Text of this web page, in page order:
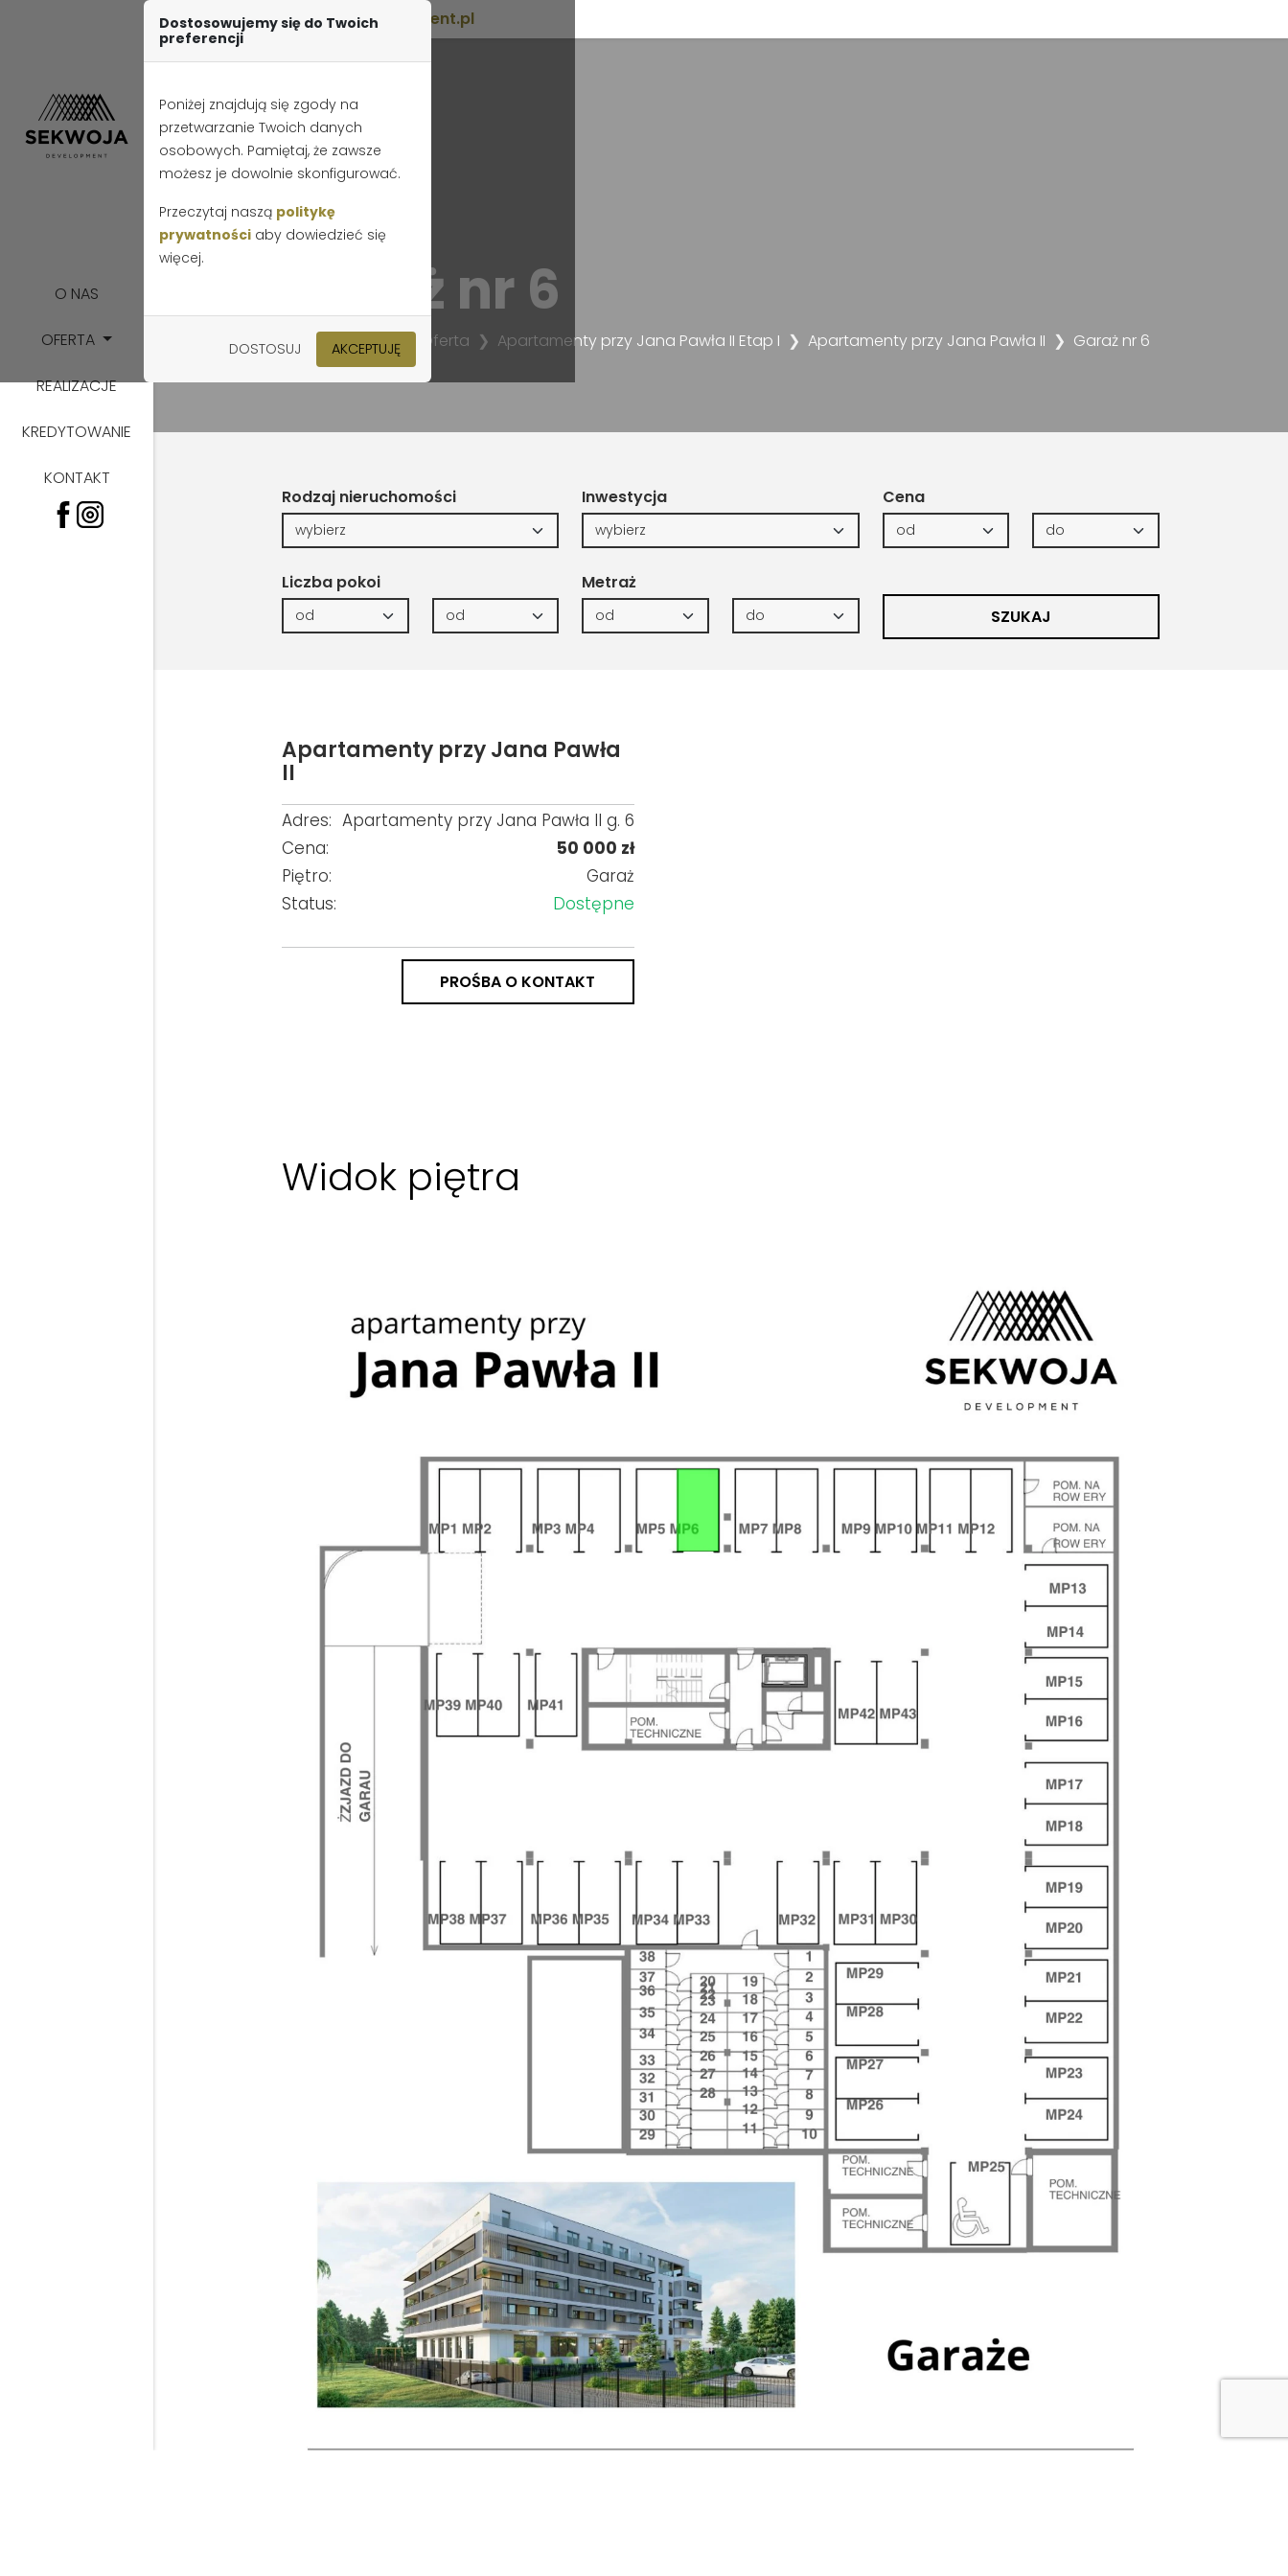
Dostosowujemy się do Twoich
preferencji
Poniżej znajdują się zgody na
przetwarzanie Twoich danych
osobowych. Pamiętaj, że zawsze
możesz je dowolnie skonfigurować.
Przeczytaj naszą politykę
prywatności aby dowiedzieć się
więcej.
DOSTOSUJ AKCEPTUJĘ
O NAS
OFERTA
REALIZACJE
KREDYTOWANIE
KONTAKT
+48 85 850 12 72E-mail:biuro@sekwojadevelopment.pl
Garaż nr 6
Strona główna Oferta Apartamenty przy Jana Pawła II Etap I Apartamenty przy Jana Pawła II Garaż nr 6
Rodzaj nieruchomości
Liczba pokoi
Inwestycja
Metraż
Cena
SZUKAJ
Apartamenty przy Jana Pawła
II
Adres: Apartamenty przy Jana Pawła II g. 6
Cena:
50 000 zł
Piętro:
Garaż
Status:
Dostępne
PROŚBA O KONTAKT
Widok piętra